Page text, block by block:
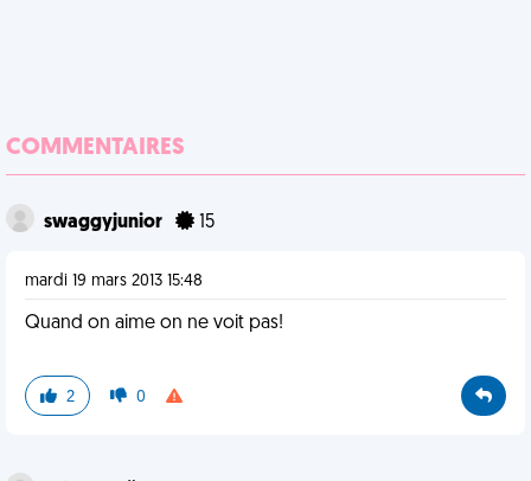
COMMENTAIRES
swaggyjunior 15
mardi 19 mars 2013 15:48
Quand on aime on ne voit pas!
2 0